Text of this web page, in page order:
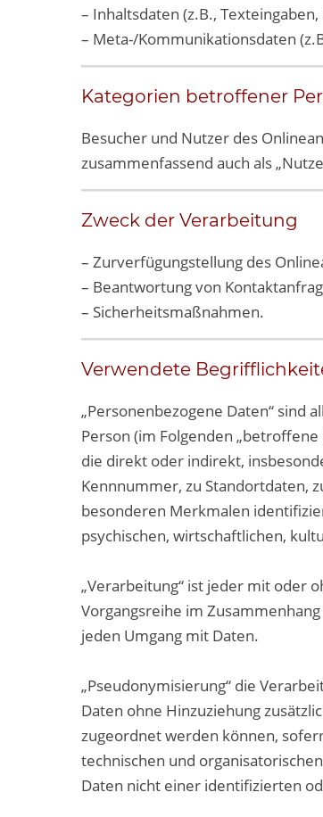
– Inhaltsdaten (z.B.,
– Meta-/Kommunikationsdaten
Kategorien betroffener
Besucher und Nutzer des
zusammenfassend auch als
Zweck der Verarbeitung
– Zurverfügungstellung des
– Beantwortung von
– Sicherheitsmaßnahmen.
Verwendete
„Personenbezogene Daten“ sind
Person (im Folgenden
die direkt oder indirekt,
Kennnummer, zu Standortdaten,
besonderen Merkmalen
psychischen, wirtschaftlichen,
„Verarbeitung“ ist jeder mit oder
Vorgangsreihe im
jeden Umgang mit Daten.
„Pseudonymisierung“ die
Daten ohne Hinzuziehung
zugeordnet werden können,
technischen und
Daten nicht einer identifizierten